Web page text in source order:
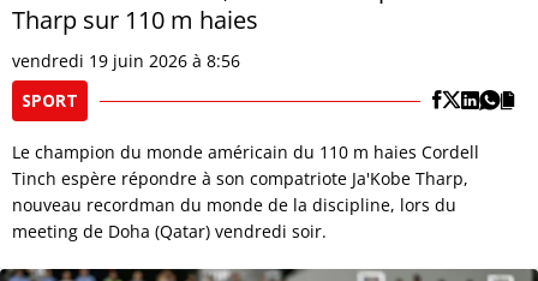
Tharp sur 110 m haies
vendredi 19 juin 2026 à 8:56
SPORT
Le champion du monde américain du 110 m haies Cordell
Tinch espère répondre à son compatriote Ja'Kobe Tharp,
nouveau recordman du monde de la discipline, lors du
meeting de Doha (Qatar) vendredi soir.